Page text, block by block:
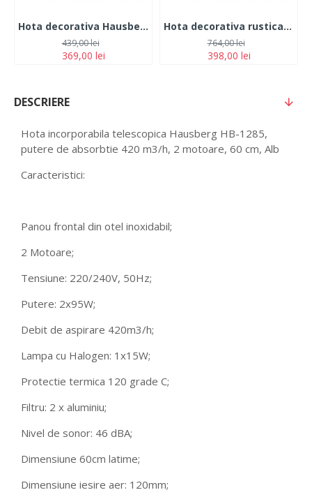
Hota decorativa Hausberg HB-1505RST, Putere absorbtie 450 m3/h, 1 motor, 60 cm otel inoxidabil, Negru Rustic
369,00 lei
439,00 lei
Hota decorativa rustica Hausberg HB-1500, Putere absorbtie 450 m3/h, 1 motor, 60 cm otel inoxidabil
398,00 lei
764,00 lei
DESCRIERE
Hota incorporabila telescopica Hausberg HB-1285,
putere de absorbtie 420 m3/h, 2 motoare, 60 cm, Alb
Caracteristici:
Panou frontal din otel inoxidabil;
2 Motoare;
Tensiune: 220/240V, 50Hz;
Putere: 2x95W;
Debit de aspirare 420m3/h;
Lampa cu Halogen: 1x15W;
Protectie termica 120 grade C;
Filtru: 2 x aluminiu;
Nivel de sonor: 46 dBA;
Dimensiune 60cm latime;
Dimensiune iesire aer: 120mm;